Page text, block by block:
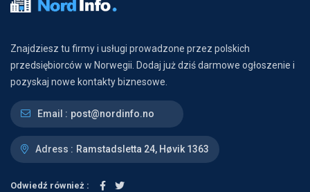
Znajdziesz tu firmy i usługi prowadzone przez polskich
przedsiębiorców w Norwegii. Dodaj już dziś darmowe ogłoszenie i
pozyskaj nowe kontakty biznesowe.
Email : post@nordinfo.no
Adress : Ramstadsletta 24, Høvik 1363
Odwiedź również :